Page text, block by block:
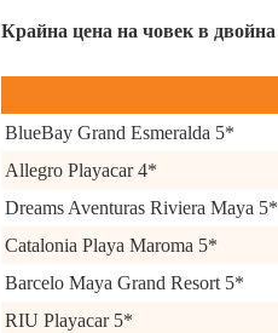
Крайна цена на човек в
BlueBay Grand Esmeralda 5*
Allegro Playacar 4*
Dreams Aventuras Riviera Maya 5*
Catalonia Playa Maroma 5*
Barcelo Maya Grand Resort 5*
RIU Playacar 5*